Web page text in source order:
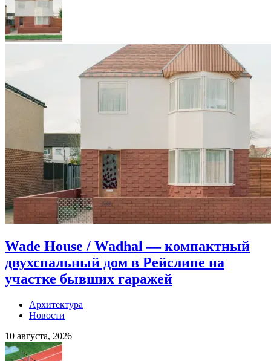
Wade House / Wadhal — компактный
двухспальный дом в Рейслипе на
участке бывших гаражей
Архитектура
Новости
10 августа, 2026